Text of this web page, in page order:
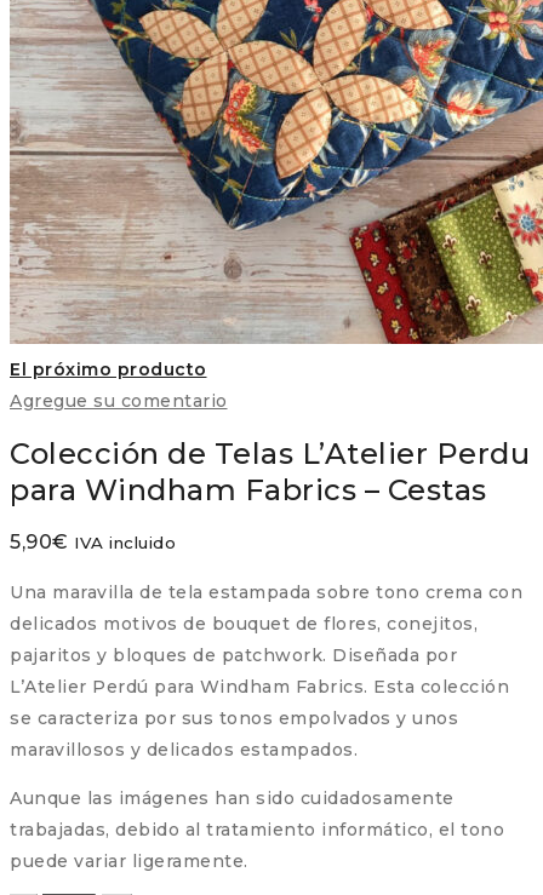
El próximo producto
Agregue su comentario
Colección de Telas L’Atelier Perdu
para Windham Fabrics – Cestas
5,90€ IVA incluido
Una maravilla de tela estampada sobre tono crema con
delicados motivos de bouquet de flores, conejitos,
pajaritos y bloques de patchwork. Diseñada por
L’Atelier Perdú para Windham Fabrics. Esta colección
se caracteriza por sus tonos empolvados y unos
maravillosos y delicados estampados.
Aunque las imágenes han sido cuidadosamente
trabajadas, debido al tratamiento informático, el tono
puede variar ligeramente.